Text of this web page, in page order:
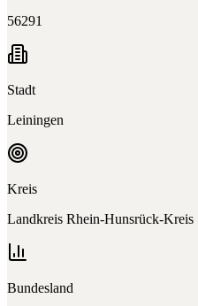
56291
Stadt
Leiningen
Kreis
Landkreis Rhein-Hunsrück-Kreis
Bundesland